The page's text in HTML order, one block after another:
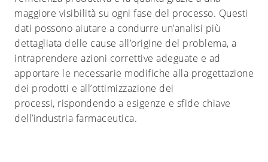
maggiore visibilità su ogni fase del processo. Questi
dati possono aiutare a condurre un’analisi più
dettagliata delle cause all’origine del problema, a
intraprendere azioni correttive adeguate e ad
apportare le necessarie modifiche alla progettazione
dei prodotti e all’ottimizzazione dei
processi, rispondendo a esigenze e sfide chiave
dell’industria farmaceutica.